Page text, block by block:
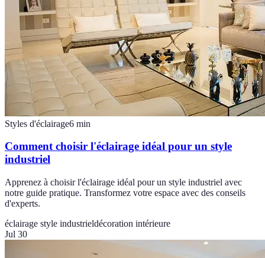
Styles d'éclairage6 min
Comment choisir l'éclairage idéal pour un style
industriel
Apprenez à choisir l'éclairage idéal pour un style industriel avec
notre guide pratique. Transformez votre espace avec des conseils
d'experts.
éclairage style industrieldécoration intérieure
Jul 30